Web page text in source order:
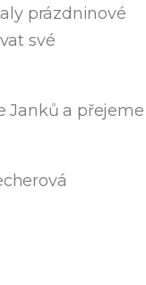
prázdninové
své
Janků a přejeme